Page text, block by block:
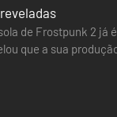
de Frostpunk 2 já
que a sua